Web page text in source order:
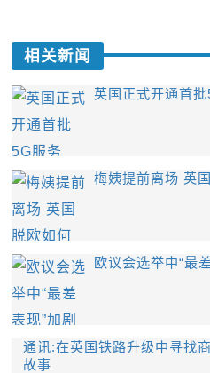
相关新闻
英国正式开通首
梅姨提前离场 英
欧议会选举中“最
通讯:在英国铁路升级中寻找
故事